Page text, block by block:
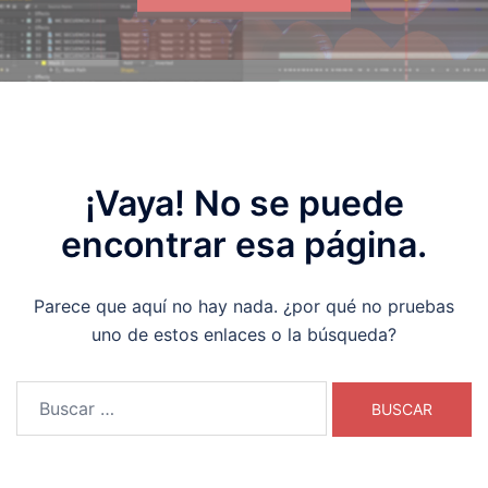
¡Vaya! No se puede
encontrar esa página.
Parece que aquí no hay nada. ¿por qué no pruebas
uno de estos enlaces o la búsqueda?